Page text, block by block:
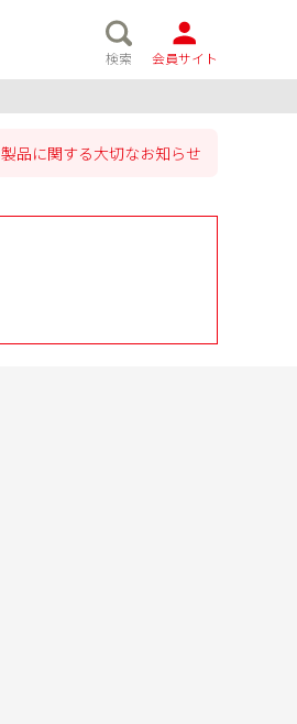
検索
会員サイト
製品に関する大切なお知らせ